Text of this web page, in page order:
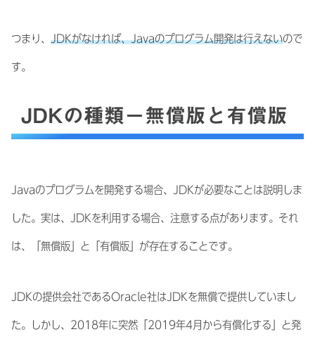
つまり、 JDKがなければ、Javaのプログラム開発は行えないので
す。
JDKの種類－無償版と有償版
Javaのプログラムを開発する場合、JDKが必要なことは説明しま
した。実は、JDKを利用する場合、注意する点があります。それ
は、「無償版」と「有償版」が存在することです。
JDKの提供会社であるOracle社はJDKを無償で提供していまし
た。しかし、2018年に突然「2019年4月から有償化する」と発